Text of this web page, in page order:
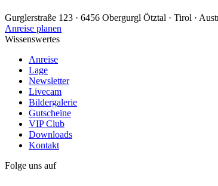
Gurglerstraße 123 · 6456 Obergurgl Ötztal · Tirol ·
Anreise planen
Wissenswertes
Anreise
Lage
Newsletter
Livecam
Bildergalerie
Gutscheine
VIP Club
Downloads
Kontakt
Folge uns auf